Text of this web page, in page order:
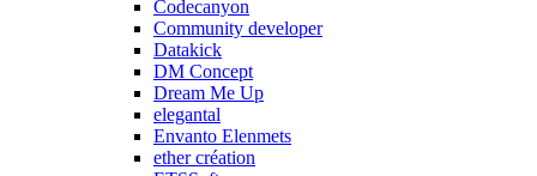
Codecanyon
Community developer
Datakick
DM Concept
Dream Me Up
elegantal
Envanto Elenmets
ether création